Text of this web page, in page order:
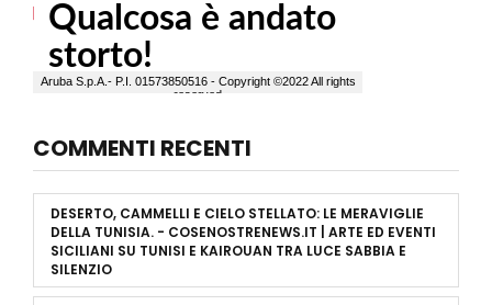
COMMENTI RECENTI
DESERTO, CAMMELLI E CIELO STELLATO: LE MERAVIGLIE
DELLA TUNISIA. - COSENOSTRENEWS.IT | ARTE ED EVENTI
SICILIANI SU TUNISI E KAIROUAN TRA LUCE SABBIA E
SILENZIO